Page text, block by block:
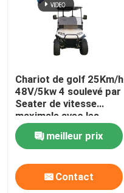
Chariot de golf 25Km/h
48V/5kw 4 soulevé par
Seater de vitesse
maximale avec les
sièges arrière
meilleur prix
Contact